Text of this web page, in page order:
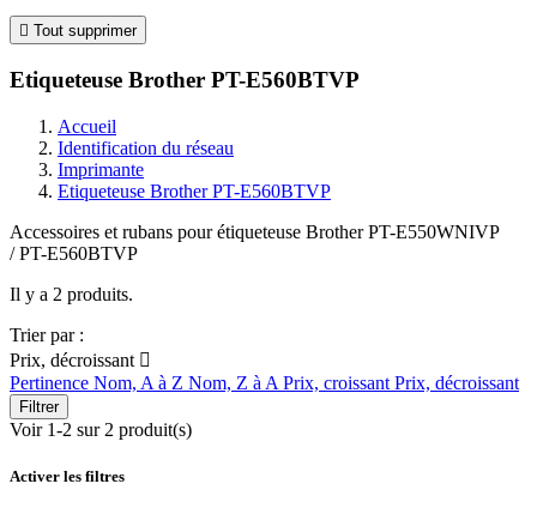
 Tout supprimer
Etiqueteuse Brother PT-E560BTVP
Accueil
Identification du réseau
Imprimante
Etiqueteuse Brother PT-E560BTVP
Accessoires et rubans pour étiqueteuse Brother PT-E550WNIVP
/ PT-E560BTVP
Il y a 2 produits.
Trier par :
Prix, décroissant 
Pertinence Nom, A à Z Nom, Z à A Prix, croissant Prix, décroissant
Filtrer
Voir 1-2 sur 2 produit(s)
Activer les filtres